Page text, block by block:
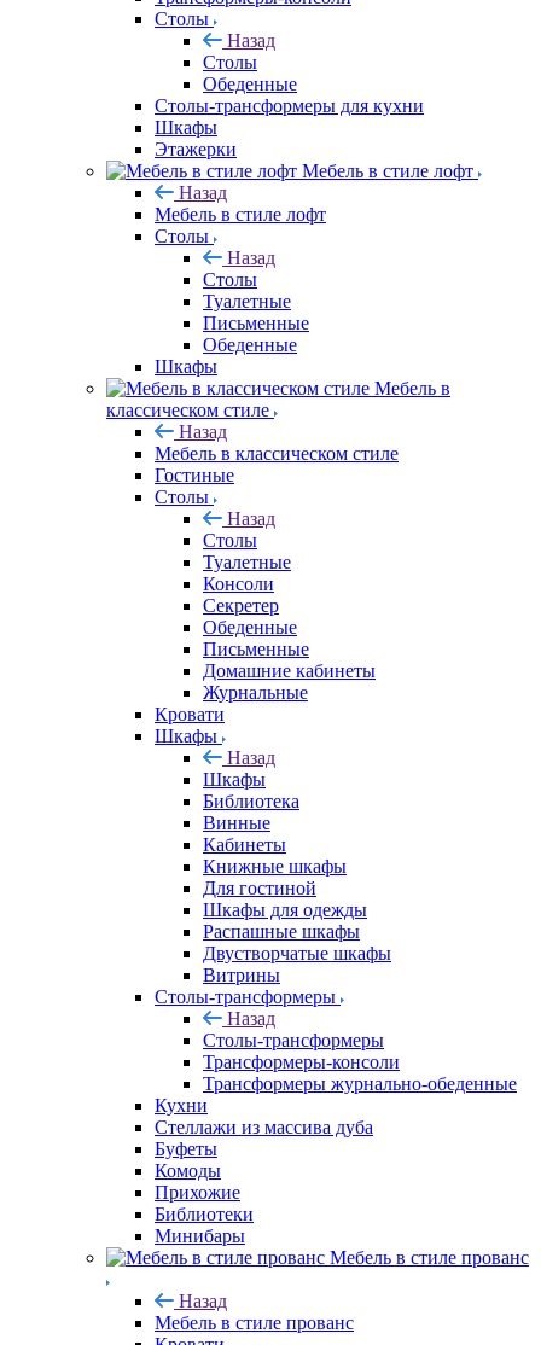
Столы
Назад
Столы
Обеденные
Столы-трансформеры для кухни
Шкафы
Этажерки
Мебель в стиле лофт
Назад
Мебель в стиле лофт
Столы
Назад
Столы
Туалетные
Письменные
Обеденные
Шкафы
Мебель в
классическом стиле
Назад
Мебель в классическом стиле
Гостиные
Столы
Назад
Столы
Туалетные
Консоли
Секретер
Обеденные
Письменные
Домашние кабинеты
Журнальные
Кровати
Шкафы
Назад
Шкафы
Библиотека
Винные
Кабинеты
Книжные шкафы
Для гостиной
Шкафы для одежды
Распашные шкафы
Двустворчатые шкафы
Витрины
Столы-трансформеры
Назад
Столы-трансформеры
Трансформеры-консоли
Трансформеры журнально-обеденные
Кухни
Стеллажи из массива дуба
Буфеты
Комоды
Прихожие
Библиотеки
Минибары
Мебель в стиле прованс
Назад
Мебель в стиле прованс